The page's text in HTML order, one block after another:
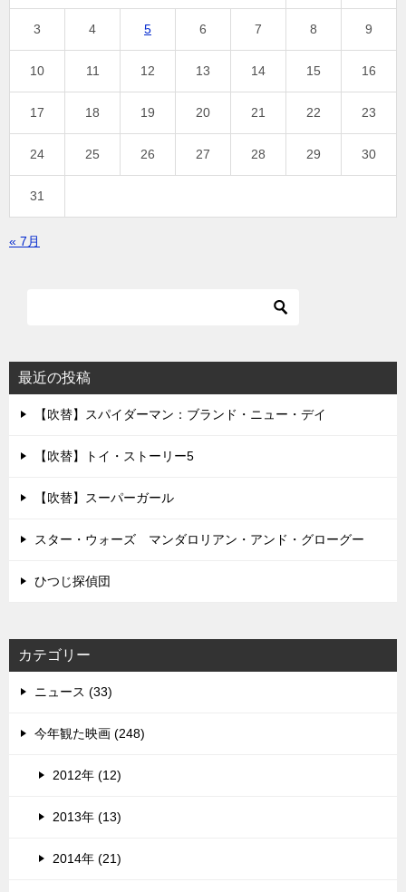
3 4 5 6 7 8 9
10 11 12 13 14 15 16
17 18 19 20 21 22 23
24 25 26 27 28 29 30
31
« 7月
最近の投稿
【吹替】スパイダーマン：ブランド・ニュー・デイ
【吹替】トイ・ストーリー5
【吹替】スーパーガール
スター・ウォーズ マンダロリアン・アンド・グローグー
ひつじ探偵団
カテゴリー
ニュース (33)
今年観た映画 (248)
2012年 (12)
2013年 (13)
2014年 (21)